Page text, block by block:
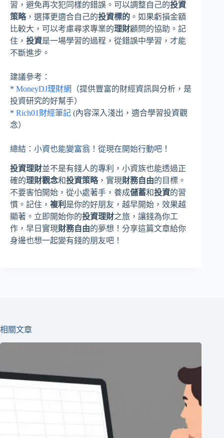
習，避免再次犯同樣的錯誤。可以調整自己的投資
策略，選擇更適合自己的投資標的 。如果虧損金額
比較大，可以考慮尋求專業的理財顧問的協助。記
住， 投資是一場學習的過程，從錯誤中學習，才能
不斷進步。
建議參考：
* MoneyDJ理財網
（提供豐富的財經資訊與分析，是
投資研究的好幫手）
* Rich01財經筆記 (內容深入淺出，適合學習投資觀
念）
總結：小資也能變富翁！從現在開始行動吧！
投資理財並不是有錢人的專利，小資族也能透過正
確的理財觀念和投資策略，實現財務自由的目標。
不要害怕開始，從小處著手，養成儲蓄和投資的習
慣。記住， 複利 是你的好朋友，越早開始，效果越
顯著。立即開始你的投資理財之旅，讓錢為你工
作，早日實現財務自由的夢想！分享這篇文章給你
身邊也想一起變有錢的朋友吧！
相關文章